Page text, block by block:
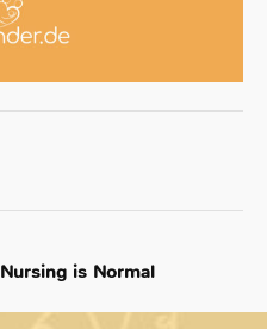
Nursing is Normal